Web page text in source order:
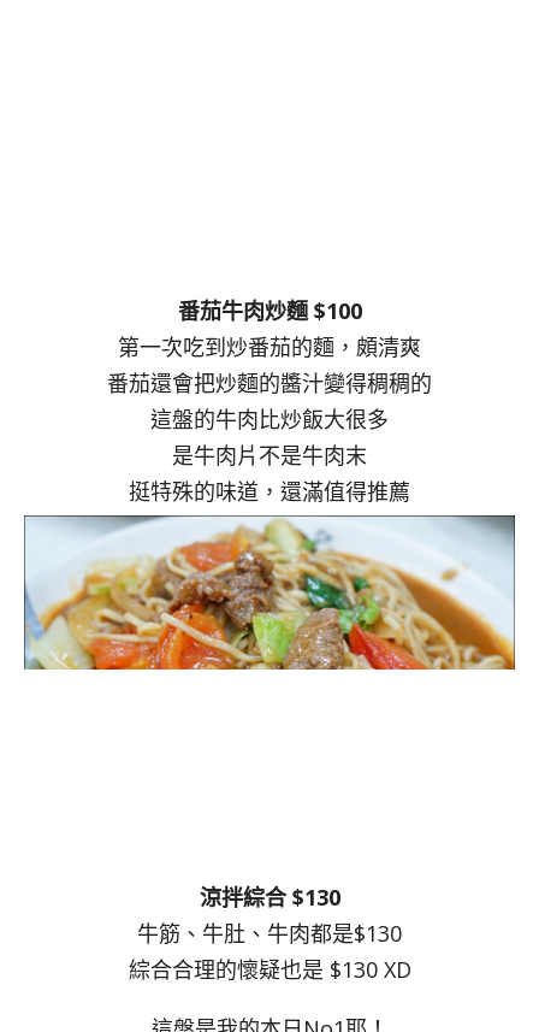
番茄牛肉炒麵 $100
第一次吃到炒番茄的麵，頗清爽
番茄還會把炒麵的醬汁變得稠稠的
這盤的牛肉比炒飯大很多
是牛肉片不是牛肉末
挺特殊的味道，還滿值得推薦
涼拌綜合 $130
牛筋、牛肚、牛肉都是$130
綜合合理的懷疑也是 $130 XD